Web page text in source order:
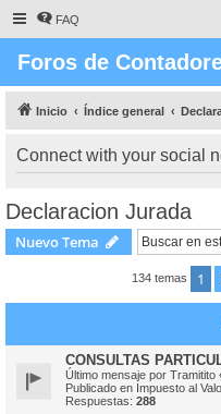
FAQ
Foros de
Inicio Índice general
Connect with your social
Declaracion Jurada
Nuevo Tema
134 temas 1
CONSULTAS
Último mensaje por Tramitito
Publicado en Impuesto al
Respuestas: 288